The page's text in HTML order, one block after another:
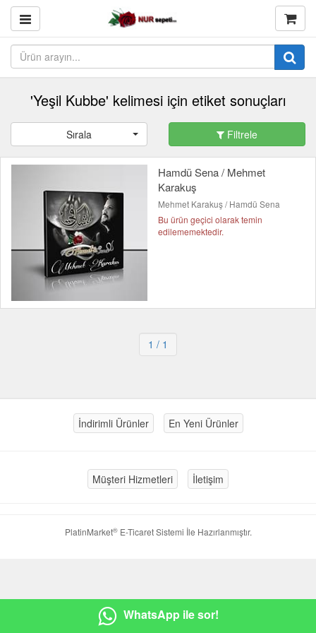
'Yeşil Kubbe' kelimesi için etiket sonuçları
Sırala Filtrele
Hamdü Sena / Mehmet
Karakuş
Mehmet Karakuş / Hamdü Sena
Bu ürün geçici olarak temin
edilememektedir.
1 / 1
İndirimli Ürünler En Yeni Ürünler
Müşteri Hizmetleri İletişim
PlatinMarket®E-Ticaret Sistemi İle Hazırlanmıştır.
WhatsApp ile sor!